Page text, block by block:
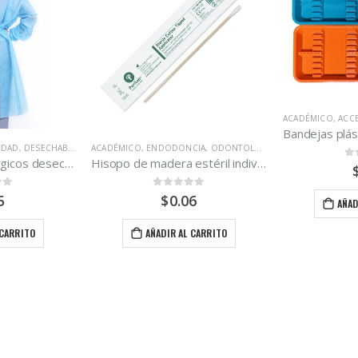
,ODONTOLOGÍA ,OPERATORIA DENTAL,QUIRÚRGICO
5
CARRITO
ODONTOLOGÍA,
0out of 5
$3.85
AÑADIR AL CARRITO